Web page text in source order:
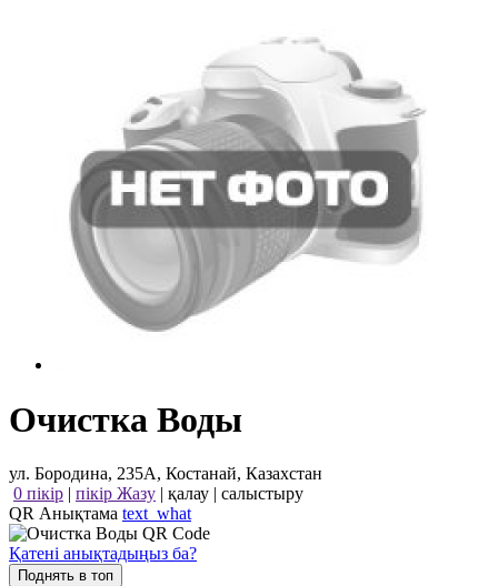
Очистка Воды
ул. Бородина, 235А, Костанай, Казахстан
0 пікір | пікір Жазу | қалау | салыстыру
QR Анықтама text_what
Қатені анықтадыңыз ба?
Поднять в топ